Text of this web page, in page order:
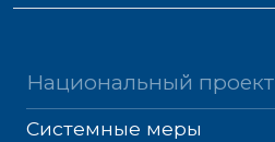
Национальный проект
Системные меры